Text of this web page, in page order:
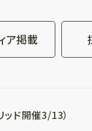
ア掲載
ッド開催3/13）